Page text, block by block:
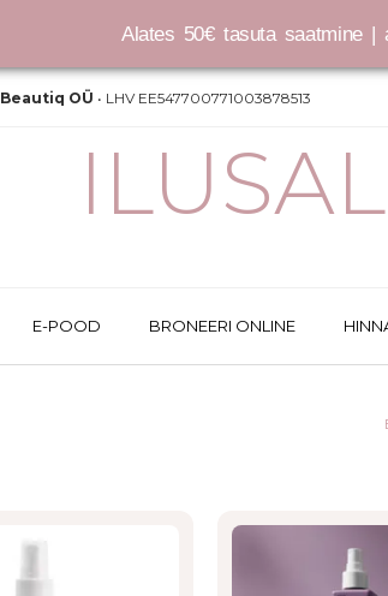
Beautiq OÜ • LHV EE547700771003878513
E-POOD BRONEERI ONLINE
Alates 50€ tasuta saatmine